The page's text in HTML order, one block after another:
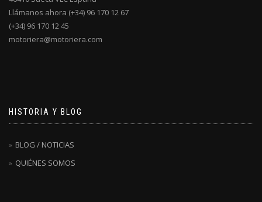
Llámanos ahora (+34) 96 170 12 67
(+34) 96 170 12 45
motoriera@motoriera.com
HISTORIA Y BLOG
BLOG / NOTICIAS
QUIÉNES SOMOS